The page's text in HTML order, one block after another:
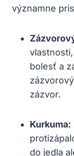
významne
bolesť a
zázvor.
Kurkuma:
do jedla‌